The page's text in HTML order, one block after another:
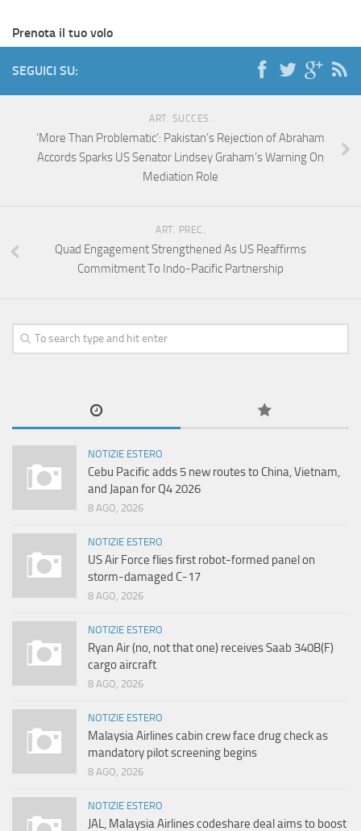
Prenota il tuo volo
SEGUICI SU:
ART. SUCCES.
‘More Than Problematic’: Pakistan’s Rejection of Abraham
Accords Sparks US Senator Lindsey Graham’s Warning On
Mediation Role
ART. PREC.
Quad Engagement Strengthened As US Reaffirms
Commitment To Indo-Pacific Partnership
NOTIZIE ESTERO
Cebu Pacific adds 5 new routes to China, Vietnam,
and Japan for Q4 2026
8 AGO, 2026
NOTIZIE ESTERO
US Air Force flies first robot-formed panel on
storm-damaged C-17
8 AGO, 2026
NOTIZIE ESTERO
Ryan Air (no, not that one) receives Saab 340B(F)
cargo aircraft
8 AGO, 2026
NOTIZIE ESTERO
Malaysia Airlines cabin crew face drug check as
mandatory pilot screening begins
8 AGO, 2026
NOTIZIE ESTERO
JAL, Malaysia Airlines codeshare deal aims to boost